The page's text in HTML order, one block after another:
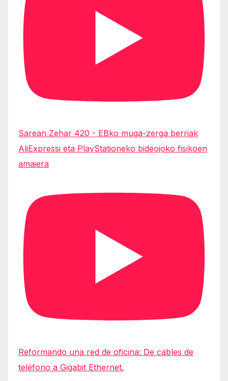
Sarean Zehar 420 - EBko muga-zerga berriak
AliExpressi eta PlayStationeko bideojoko fisikoen
amaiera
Reformando una red de oficina: De cables de
teléfono a Gigabit Ethernet.